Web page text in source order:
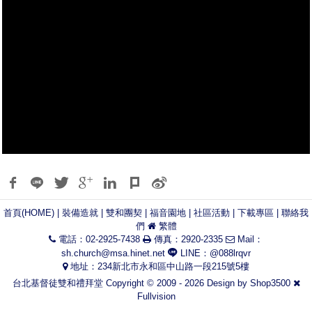
首頁(HOME) 裝備造就 雙和團契 福音園地 社區活動 下載專區
聯絡我
們
繁體
電話：02-2925-7438
傳真：2920-2335
Mail：
sh.church@msa.hinet.net
LINE：@088lrqvr
地址：234新北市永和區中山路一段215號5樓
台北基督徒雙和禮拜堂 Copyright © 2009 - 2026 Design by Shop3500
Fullvision